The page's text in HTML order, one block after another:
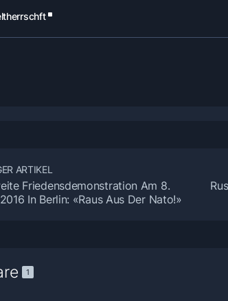
ARTIKEL
Friedensdemonstration Am 8.
In Berlin: «Raus Aus Der Nato!»
1